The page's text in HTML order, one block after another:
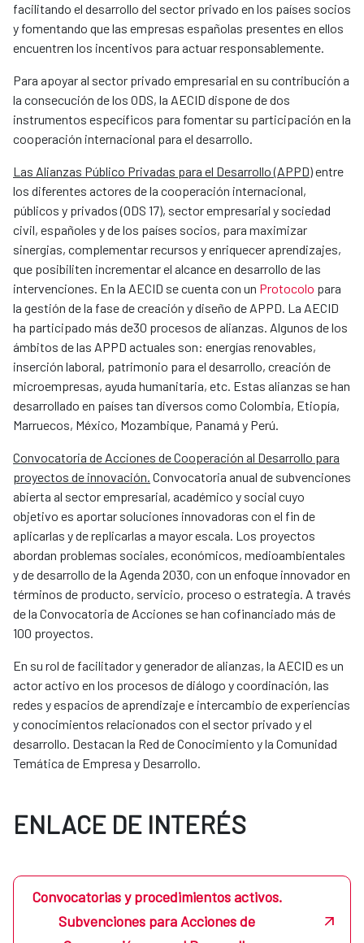
facilitando el desarrollo del sector privado en los países socios
y fomentando que las empresas españolas presentes en ellos
encuentren los incentivos para actuar responsablemente.
Para apoyar al sector privado empresarial en su contribución a
la consecución de los ODS, la AECID dispone de dos
instrumentos específicos para fomentar su participación en la
cooperación internacional para el desarrollo.
Las Alianzas Público Privadas para el Desarrollo (APPD)entre
los diferentes actores de la cooperación internacional,
públicos y privados (ODS 17), sector empresarial y sociedad
civil, españoles y de los países socios, para maximizar
sinergias, complementar recursos y enriquecer aprendizajes,
que posibiliten incrementar el alcance en desarrollo de las
intervenciones. En la AECID se cuenta con un Protocolo para
la gestión de la fase de creación y diseño de APPD. La AECID
ha participado más de30 procesos de alianzas. Algunos de los
ámbitos de las APPD actuales son: energías renovables,
inserción laboral, patrimonio para el desarrollo, creación de
microempresas, ayuda humanitaria, etc. Estas alianzas se han
desarrollado en países tan diversos como Colombia, Etiopía,
Marruecos, México, Mozambique, Panamá y Perú.
Convocatoria de Acciones de Cooperación al Desarrollo para
proyectos de innovación. Convocatoria anual de subvenciones
abierta al sector empresarial, académico y social cuyo
objetivo es aportar soluciones innovadoras con el fin de
aplicarlas y de replicarlas a mayor escala. Los proyectos
abordan problemas sociales, económicos, medioambientales
y de desarrollo de la Agenda 2030, con un enfoque innovador en
términos de producto, servicio, proceso o estrategia. A través
de la Convocatoria de Acciones se han cofinanciado más de
100 proyectos.
En su rol de facilitador y generador de alianzas, la AECID es un
actor activo en los procesos de diálogo y coordinación, las
redes y espacios de aprendizaje e intercambio de experiencias
y conocimientos relacionados con el sector privado y el
desarrollo. Destacan la Red de Conocimiento y la Comunidad
Temática de Empresa y Desarrollo.
ENLACE DE INTERÉS
Convocatorias y procedimientos activos.
Subvenciones para Acciones de